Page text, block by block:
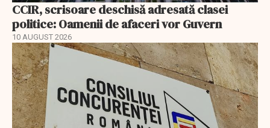
CCIR, scrisoare deschisă adresată clasei
politice: Oamenii de afaceri vor Guvern
10 AUGUST 2026